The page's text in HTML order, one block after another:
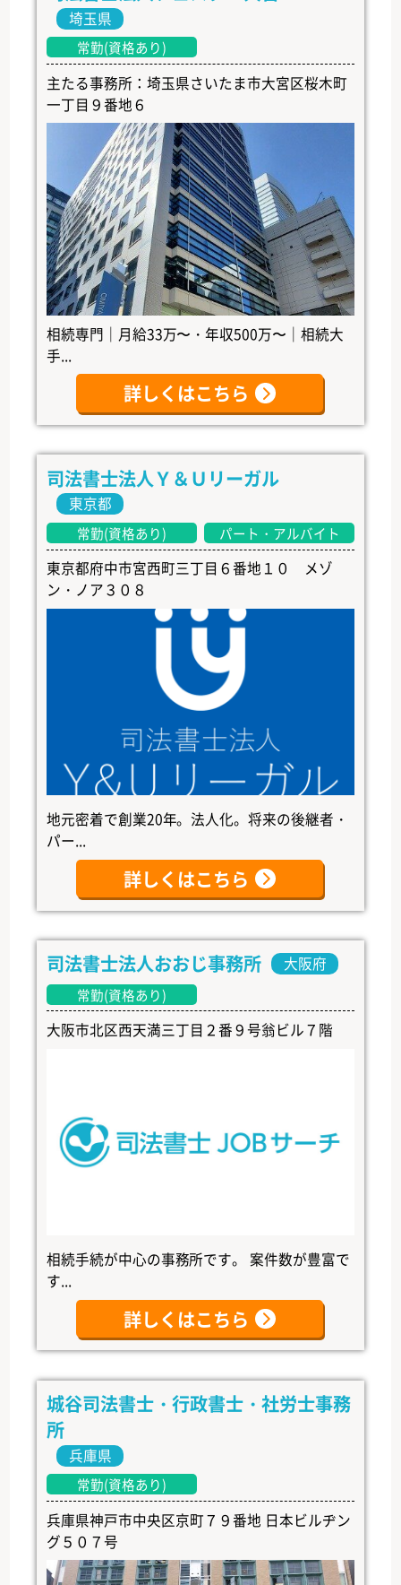
埼玉県
常勤(資格あり)
主たる事務所：埼玉県さいたま市大宮区桜木町
一丁目９番地６
相続専門｜月給33万〜・年収500万〜｜相続大
手...
詳しくはこちら
司法書士法人Ｙ＆Ｕリーガル
東京都
常勤(資格あり) パート・アルバイト
東京都府中市宮西町三丁目６番地１０ メゾ
ン・ノア３０８
地元密着で創業20年。法人化。将来の後継者・
パー...
詳しくはこちら
司法書士法人おおじ事務所 大阪府
常勤(資格あり)
大阪市北区西天満三丁目２番９号翁ビル７階
相続手続が中心の事務所です。 案件数が豊富で
す...
詳しくはこちら
城谷司法書士・行政書士・社労士事務
所
兵庫県
常勤(資格あり)
兵庫県神戸市中央区京町７９番地 日本ビルヂン
グ５０７号